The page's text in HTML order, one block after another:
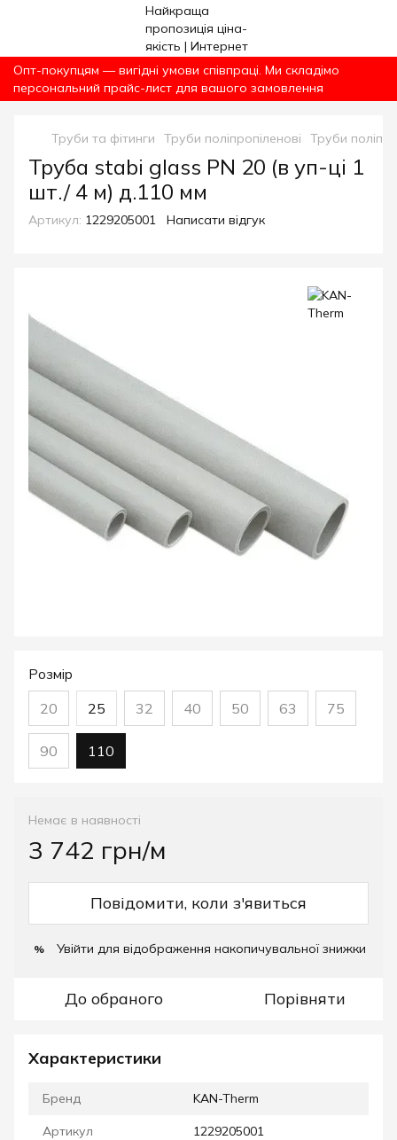
Опт-покупцям — вигідні умови співпраці. Ми складімо
персональний прайс-лист для вашого замовлення
Труби та фітинги Труби поліпропіленові Труби
Труба stabi glass PN 20 (в уп-ці 1
шт./ 4 м) д.110 мм
Артикул: 1229205001 Написати відгук
Розмір
20 25 32 40 50 63 75
90 110
Немає в наявності
3 742 грн/м
Повідомити, коли з'явиться
% Увійти для відображення накопичувальної знижки
До обраного Порівняти
Характеристики
Бренд KAN-Therm
Артикул 1229205001